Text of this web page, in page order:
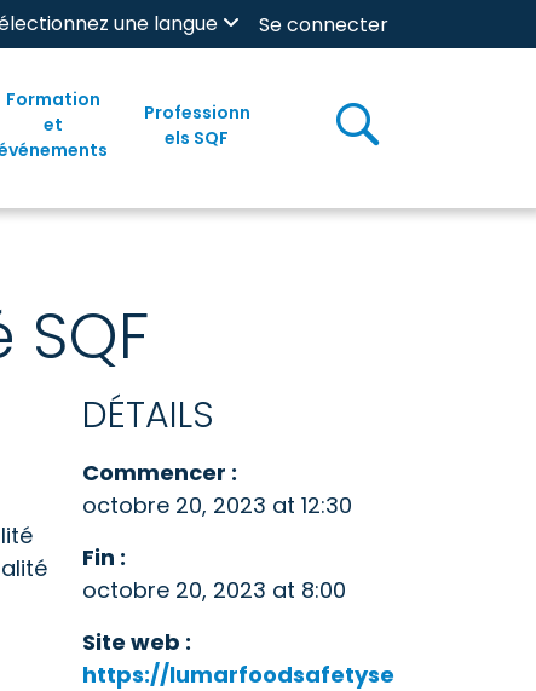
une langue Se connecter
Formation
et
Professionn
els SQF
DÉTAILS
Commencer :
octobre 20, 2023 at 12:30
Fin :
octobre 20, 2023 at 8:00
Site web :
https://lumarfoodsafetyse